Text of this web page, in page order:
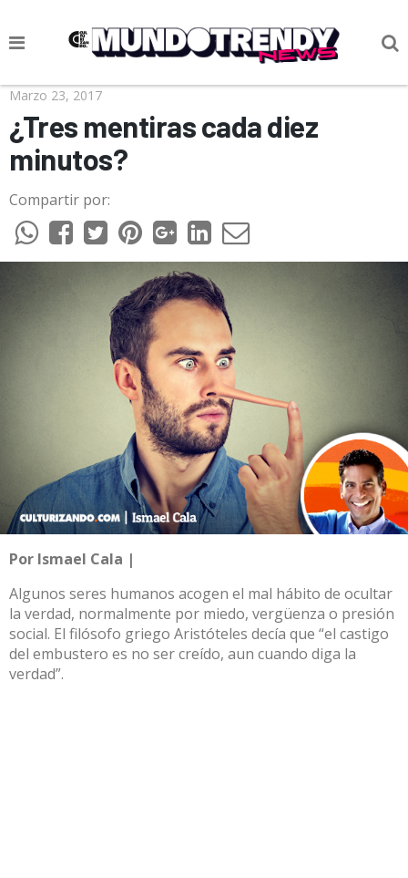
NOTICIAS
CULTURA POP
CIENCIA Y TECNOLOGÍA
VIDA
SOCIEDAD
CULTURIZANDO.COM
Marzo 23, 2017
¿Tres mentiras cada diez
minutos?
Compartir por:
Por Ismael Cala |
Algunos seres humanos acogen el mal hábito de ocultar
la verdad, normalmente por miedo, vergüenza o presión
social. El filósofo griego Aristóteles decía que “el castigo
del embustero es no ser creído, aun cuando diga la
verdad”.